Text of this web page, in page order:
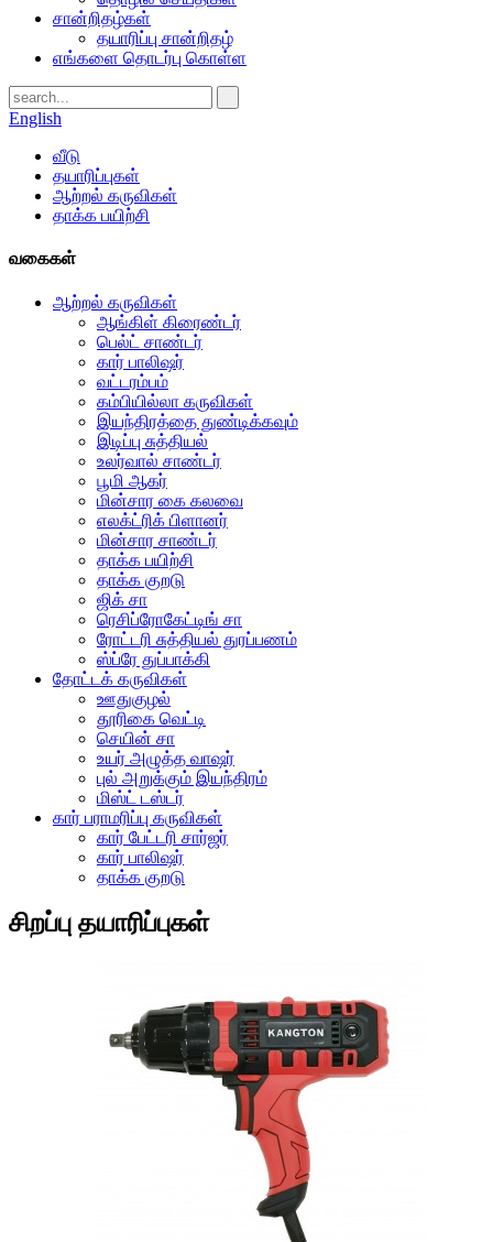
சான்றிதழ்கள்
தயாரிப்பு சான்றிதழ்
எங்களை தொடர்பு கொள்ள
English
வீடு
தயாரிப்புகள்
ஆற்றல் கருவிகள்
தாக்க பயிற்சி
வகைகள்
ஆற்றல் கருவிகள்
ஆங்கிள் கிரைண்டர்
பெல்ட் சாண்டர்
கார் பாலிஷர்
வட்டரம்பம்
கம்பியில்லா கருவிகள்
இயந்திரத்தை துண்டிக்கவும்
இடிப்பு சுத்தியல்
உலர்வால் சாண்டர்
பூமி ஆகர்
மின்சார கை கலவை
எலக்ட்ரிக் பிளானர்
மின்சார சாண்டர்
தாக்க பயிற்சி
தாக்க குறடு
ஜிக் சா
ரெசிப்ரோகேட்டிங் சா
ரோட்டரி சுத்தியல் துரப்பணம்
ஸ்ப்ரே துப்பாக்கி
தோட்டக் கருவிகள்
ஊதுகுழல்
தூரிகை வெட்டி
செயின் சா
உயர் அழுத்த வாஷர்
புல் அறுக்கும் இயந்திரம்
மிஸ்ட் டஸ்டர்
கார் பராமரிப்பு கருவிகள்
கார் பேட்டரி சார்ஜர்
கார் பாலிஷர்
தாக்க குறடு
சிறப்பு தயாரிப்புகள்